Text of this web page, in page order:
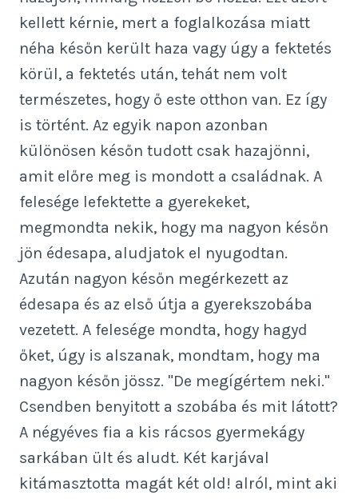
kellett kérnie, mert a foglalkozása miatt
néha későn került haza vagy úgy a fektetés
körül, a fektetés után, tehát nem volt
természetes, hogy ő este otthon van. Ez így
is történt. Az egyik napon azonban
különösen későn tudott csak hazajönni,
amit előre meg is mondott a családnak. A
felesége lefektette a gyerekeket,
megmondta nekik, hogy ma nagyon későn
jön édesapa, aludjatok el nyugodtan.
Azután nagyon későn megérkezett az
édesapa és az első útja a gyerekszobába
vezetett. A felesége mondta, hogy hagyd
őket, úgy is alszanak, mondtam, hogy ma
nagyon későn jössz. "De megígértem neki."
Csendben benyitott a szobába és mit látott?
A négyéves fia a kis rácsos gyermekágy
sarkában ült és aludt. Két karjával
kitámasztotta magát két old! alról, mint aki